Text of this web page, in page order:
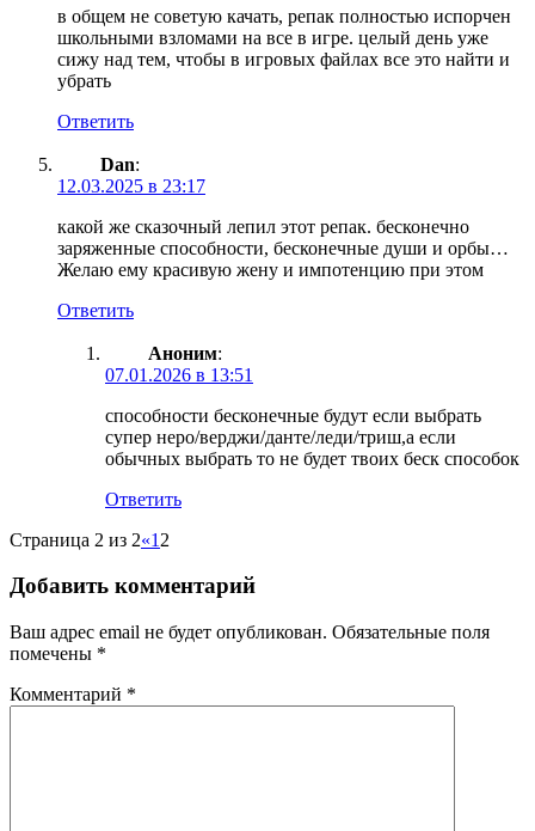
в общем не советую качать, репак полностью испорчен
школьными взломами на все в игре. целый день уже
сижу над тем, чтобы в игровых файлах все это найти и
убрать
Ответить
Dan:
12.03.2025 в 23:17
какой же сказочный лепил этот репак. бесконечно
заряженные способности, бесконечные души и орбы…
Желаю ему красивую жену и импотенцию при этом
Ответить
Аноним:
07.01.2026 в 13:51
способности бесконечные будут если выбрать
супер неро/верджи/данте/леди/триш,а если
обычных выбрать то не будет твоих беск способок
Ответить
Страница 2 из 2«1 2
Добавить комментарий
Ваш адрес email не будет опубликован. Обязательные поля
помечены *
Комментарий *